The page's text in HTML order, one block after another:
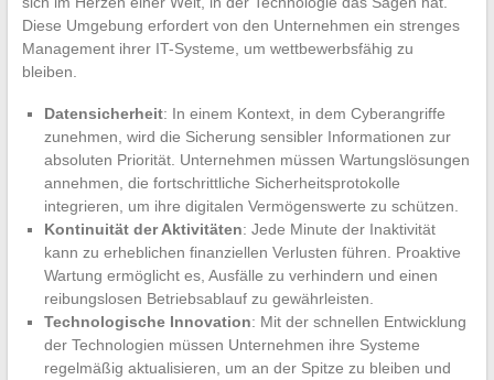
Diese Umgebung erfordert von den Unternehmen ein strenges
Management ihrer IT-Systeme, um wettbewerbsfähig zu
bleiben.
Datensicherheit: In einem Kontext, in dem Cyberangriffe
zunehmen, wird die Sicherung sensibler Informationen zur
absoluten Priorität. Unternehmen müssen Wartungslösungen
annehmen, die fortschrittliche Sicherheitsprotokolle
integrieren, um ihre digitalen Vermögenswerte zu schützen.
Kontinuität der Aktivitäten: Jede Minute der Inaktivität
kann zu erheblichen finanziellen Verlusten führen. Proaktive
Wartung ermöglicht es, Ausfälle zu verhindern und einen
reibungslosen Betriebsablauf zu gewährleisten.
Technologische Innovation: Mit der schnellen Entwicklung
der Technologien müssen Unternehmen ihre Systeme
regelmäßig aktualisieren, um an der Spitze zu bleiben und